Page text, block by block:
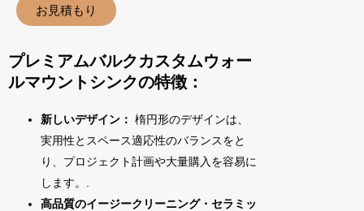
お見積もり
プレミアムバルクカスタムウォー
ルマウントシンクの特徴：
新しいデザイン： 楕円形のデザインは、
実用性とスペース適応性のバランスをと
り、プロジェクト計画や大量購入を容易に
します。.
高品質のイージークリーニング・セラミッ